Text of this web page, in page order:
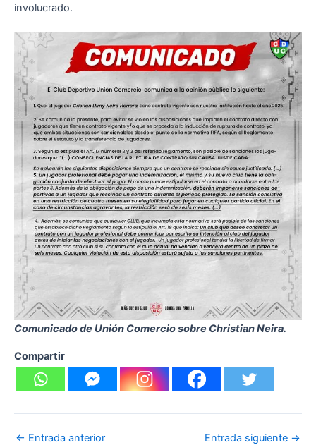
involucrado.
Comunicado de Unión Comercio sobre Christian Neira.
Compartir
← Entrada anterior Entrada siguiente →